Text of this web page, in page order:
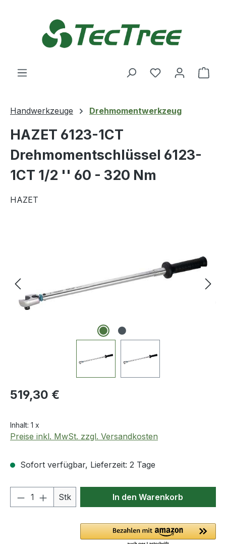
Du hast 0
Handwerkzeuge Drehmomentwerkzeug
HAZET 6123-1CT
Drehmomentschlüssel 6123-
1CT 1/2 '' 60 - 320 Nm
HAZET
Regulärer Preis:
519,30 €
Inhalt: 1 x
Preise inkl. MwSt. zzgl. Versandkosten
Sofort verfügbar, Lieferzeit: 2 Tage
Produkt Anzahl: Gib den
Stk In den Warenkorb